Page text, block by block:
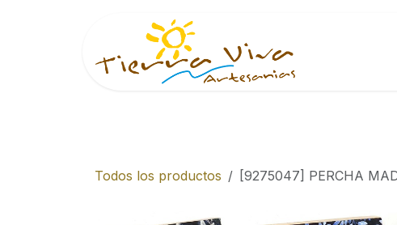
Todos los productos [9275047] PERCHA